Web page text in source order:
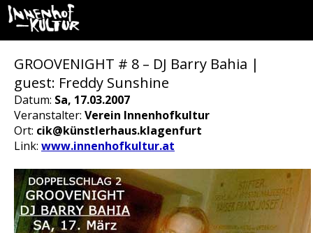
GROOVENIGHT # 8 – DJ Barry Bahia |
guest: Freddy Sunshine
Datum: Sa, 17.03.2007
Veranstalter: Verein Innenhofkultur
Ort: cik@künstlerhaus.klagenfurt
Link: www.innenhofkultur.at